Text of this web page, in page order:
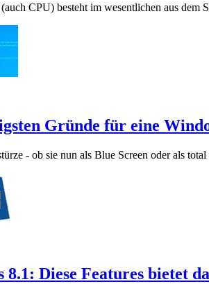
CPU) besteht im wesentlichen aus dem
Gründe für eine
- ob sie nun als Blue Screen oder als
8.1: Diese Features bietet